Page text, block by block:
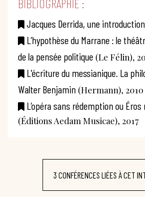
BIBLIOGRAPHIE :
Jacques Derrida, une introduction
L’hypothèse du Marrane : le
de la pensée politique (Le Félin),
L'écriture du messianique. La
Walter Benjamin (Hermann), 2010
L’opéra sans rédemption ou
(Éditions Aedam Musicae), 2017
3 CONFÉRENCES LIÉES À CET